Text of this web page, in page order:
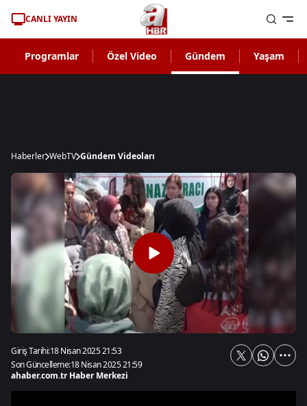
CANLI YAYIN
Programlar Özel Video Gündem Yaşam
Haberler WebTV Gündem Videoları
Giriş Tarihi:18 Nisan 2025 21:53
Son Güncelleme:18 Nisan 2025 21:59
ahaber.com.tr Haber Merkezi